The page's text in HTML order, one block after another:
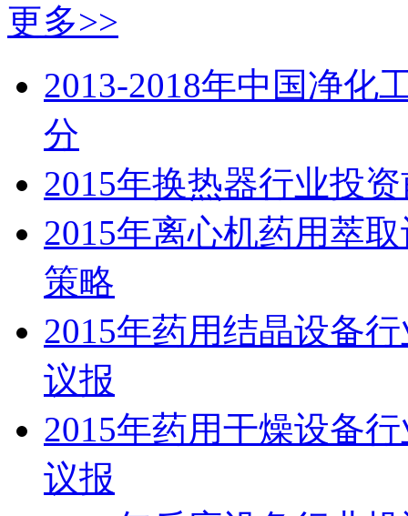
更多>>
2013-2018年中国净化
分
2015年换热器行业投
2015年离心机药用萃
策略
2015年药用结晶设备
议报
2015年药用干燥设备
议报